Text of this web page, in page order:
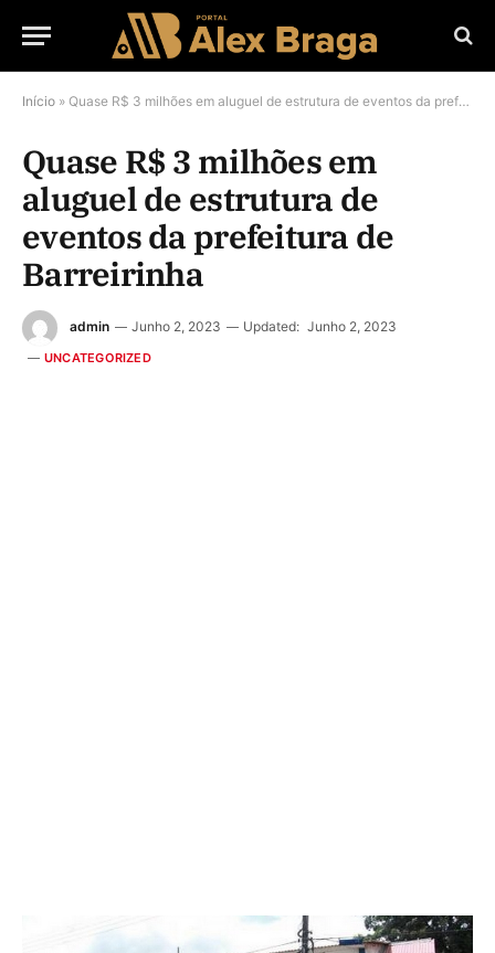
Início » Quase R$ 3 milhões em aluguel de estrutura de eventos da prefeitura de Barreirinha
Quase R$ 3 milhões em
aluguel de estrutura de
eventos da prefeitura de
Barreirinha
admin Junho 2, 2023 Updated: Junho 2, 2023
UNCATEGORIZED